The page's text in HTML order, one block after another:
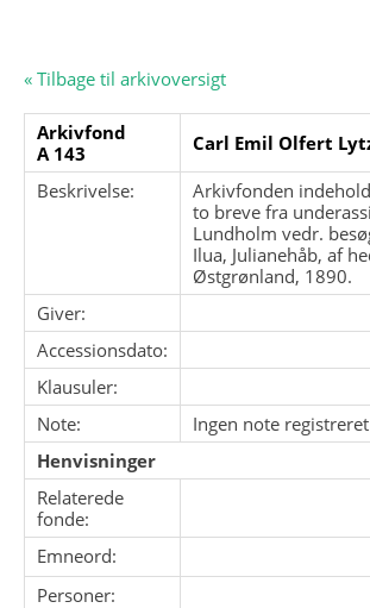
« Tilbage til arkivoversigt
Arkivfond
A 143
Carl Emil Olfert
Beskrivelse:
Arkivfonden
to breve fra
Lundholm vedr.
Ilua, Julianehåb, af
Østgrønland, 1890.
Giver:
Accessionsdato:
Klausuler:
Note:
Ingen note registreret
Henvisninger
Relaterede
fonde:
Emneord:
Personer: